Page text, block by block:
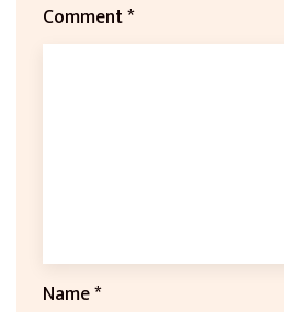
Comment*
Name*